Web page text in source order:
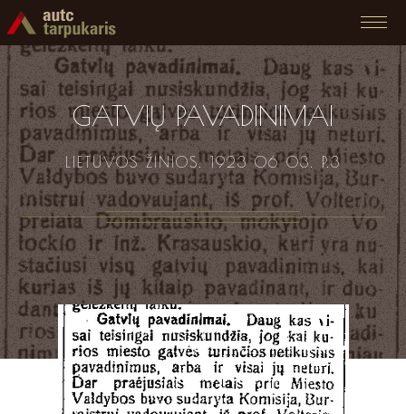
GATVIŲ PAVADINIMAI
LIETUVOS ŽINIOS. 1923 06 03. P.3